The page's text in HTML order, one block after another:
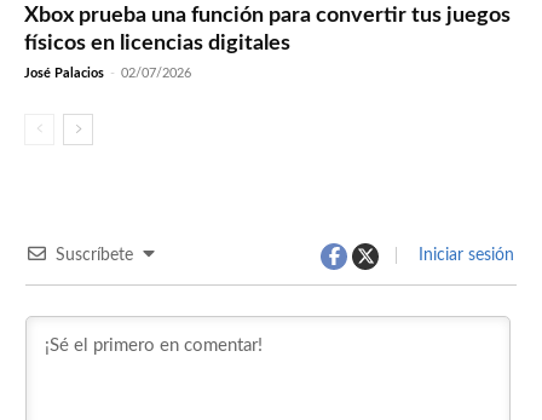
Xbox prueba una función para convertir tus juegos
físicos en licencias digitales
José Palacios - 02/07/2026
Suscríbete Iniciar sesión